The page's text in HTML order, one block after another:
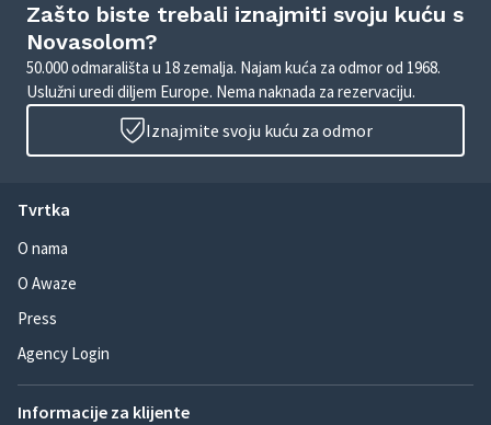
Zašto biste trebali iznajmiti svoju kuću s
Novasolom?
50.000 odmarališta u 18 zemalja. Najam kuća za odmor od 1968.
Uslužni uredi diljem Europe. Nema naknada za rezervaciju.
Iznajmite svoju kuću za odmor
Tvrtka
O nama
O Awaze
Press
Agency Login
Informacije za klijente